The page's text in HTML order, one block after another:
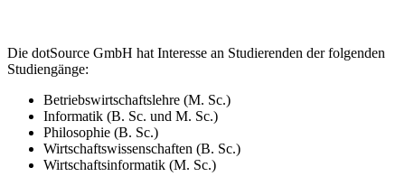
Die dotSource GmbH hat Interesse an Studierenden der folgenden
Studiengänge:
Betriebswirtschaftslehre (M. Sc.)
Informatik (B. Sc. und M. Sc.)
Philosophie (B. Sc.)
Wirtschaftswissenschaften (B. Sc.)
Wirtschaftsinformatik (M. Sc.)